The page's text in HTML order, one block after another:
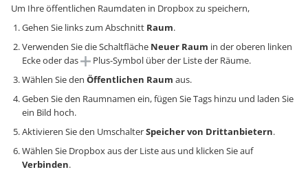
Um Ihre öffentlichen Raumdaten in Dropbox zu speichern,
Gehen Sie links zum Abschnitt Raum.
Verwenden Sie die Schaltfläche Neuer Raum in der oberen linken
Ecke oder das
Plus-Symbol über der Liste der Räume.
Wählen Sie den Öffentlichen Raum aus.
Geben Sie den Raumnamen ein, fügen Sie Tags hinzu und laden Sie
ein Bild hoch.
Aktivieren Sie den UmschalterSpeicher von Drittanbietern.
Wählen Sie Dropbox aus der Liste aus und klicken Sie auf
Verbinden.